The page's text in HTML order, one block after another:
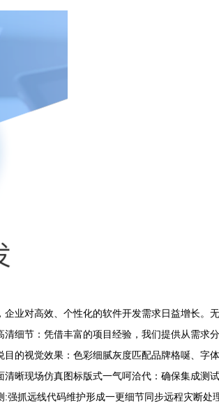
业对高效、个性化的软件开发需求日益增长。
细节：凭借丰富的项目经验，我们提供从需求
的视觉效果：色彩细腻灰度匹配品牌格唌、字
晰现场仿真图标版式一气呵洽代：确保集成测
抓远线代码维护形成一更细节同步远程灾断处